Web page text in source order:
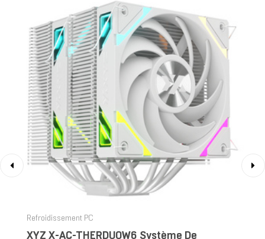
Refroidissement PC
XYZ X-AC-THERDUOW6 Système De